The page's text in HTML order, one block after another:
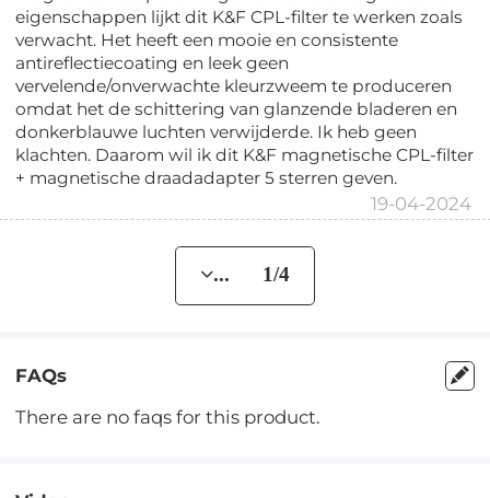
eigenschappen lijkt dit K&F CPL-filter te werken zoals
verwacht. Het heeft een mooie en consistente
antireflectiecoating en leek geen
vervelende/onverwachte kleurzweem te produceren
omdat het de schittering van glanzende bladeren en
donkerblauwe luchten verwijderde. Ik heb geen
klachten. Daarom wil ik dit K&F magnetische CPL-filter
+ magnetische draadadapter 5 sterren geven.
19-04-2024
... 1/4
FAQs
There are no faqs for this product.